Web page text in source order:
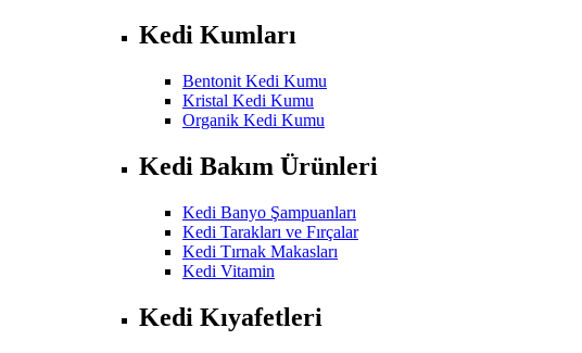
Kedi Kumları
Bentonit Kedi Kumu
Kristal Kedi Kumu
Organik Kedi Kumu
Kedi Bakım Ürünleri
Kedi Banyo Şampuanları
Kedi Tarakları ve Fırçalar
Kedi Tırnak Makasları
Kedi Vitamin
Kedi Kıyafetleri